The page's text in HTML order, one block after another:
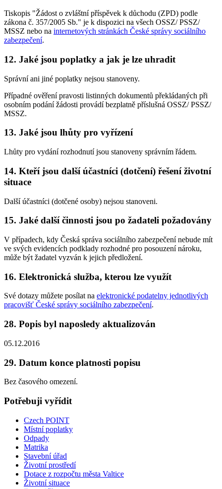
Tiskopis "Žádost o zvláštní příspěvek k důchodu (ZPD) podle
zákona č. 357/2005 Sb." je k dispozici na všech OSSZ/ PSSZ/
MSSZ nebo na internetových stránkách České správy sociálního
zabezpečení.
12. Jaké jsou poplatky a jak je lze uhradit
Správní ani jiné poplatky nejsou stanoveny.
Případné ověření pravosti listinných dokumentů překládaných při
osobním podání žádosti provádí bezplatně příslušná OSSZ/ PSSZ/
MSSZ.
13. Jaké jsou lhůty pro vyřízení
Lhůty pro vydání rozhodnutí jsou stanoveny správním řádem.
14. Kteří jsou další účastníci (dotčení) řešení životní
situace
Další účastníci (dotčené osoby) nejsou stanoveni.
15. Jaké další činnosti jsou po žadateli požadovány
V případech, kdy Česká správa sociálního zabezpečení nebude mít
ve svých evidencích podklady rozhodné pro posouzení nároku,
může být žadatel vyzván k jejich předložení.
16. Elektronická služba, kterou lze využít
Své dotazy můžete posílat na elektronické podatelny jednotlivých
pracovišť České správy sociálního zabezpečení.
28. Popis byl naposledy aktualizován
05.12.2016
29. Datum konce platnosti popisu
Bez časového omezení.
Potřebuji vyřídit
Czech POINT
Místní poplatky
Odpady
Matrika
Stavební úřad
Životní prostředí
Dotace z rozpočtu města Valtice
Životní situace